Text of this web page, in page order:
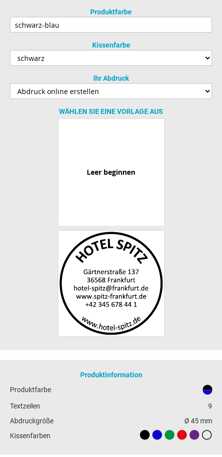
Produktfarbe
Kissenfarbe
Ihr Abdruck
WÄHLEN SIE EINE VORLAGE AUS
Leer beginnen
Produktinformation
Produktfarbe
Textzeilen
9
Abdruckgröße
Ø 45 mm
Kissenfarben